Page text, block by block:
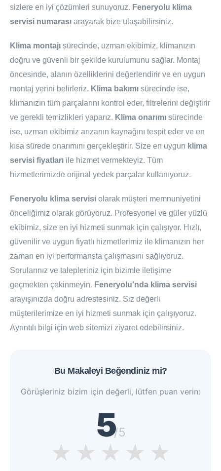
sizlere en iyi çözümleri sunuyoruz. Feneryolu klima
servisi numarası arayarak bize ulaşabilirsiniz.
Klima montajı sürecinde, uzman ekibimiz, klimanızın
doğru ve güvenli bir şekilde kurulumunu sağlar. Montaj
öncesinde, alanın özelliklerini değerlendirir ve en uygun
montaj yerini belirleriz. Klima bakımı sürecinde ise,
klimanızın tüm parçalarını kontrol eder, filtrelerini değiştirir
ve gerekli temizlikleri yaparız. Klima onarımı sürecinde
ise, uzman ekibimiz arızanın kaynağını tespit eder ve en
kısa sürede onarımını gerçekleştirir. Size en uygun klima
servisi fiyatları ile hizmet vermekteyiz. Tüm
hizmetlerimizde orijinal yedek parçalar kullanıyoruz.
Feneryolu klima servisi olarak müşteri memnuniyetini
önceliğimiz olarak görüyoruz. Profesyonel ve güler yüzlü
ekibimiz, size en iyi hizmeti sunmak için çalışıyor. Hızlı,
güvenilir ve uygun fiyatlı hizmetlerimiz ile klimanızın her
zaman en iyi performansta çalışmasını sağlıyoruz.
Sorularınız ve talepleriniz için bizimle iletişime
geçmekten çekinmeyin. Feneryolu'nda klima servisi
arayışınızda doğru adrestesiniz. Siz değerli
müşterilerimize en iyi hizmeti sunmak için çalışıyoruz.
Ayrıntılı bilgi için web sitemizi ziyaret edebilirsiniz.
Bu Makaleyi Beğendiniz mi?
Görüşleriniz bizim için değerli, lütfen puan verin:
5/5
★
★
★
★
★